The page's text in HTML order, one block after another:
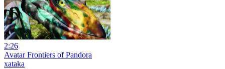
2:26
Avatar Frontiers of Pandora
xataka